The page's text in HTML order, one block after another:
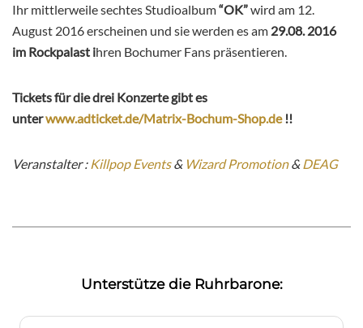
Ihr mittlerweile sechtes Studioalbum“OK”wird am 12.
August 2016 erscheinen und sie werden es am 29.08. 2016
im Rockpalast ihren Bochumer Fans präsentieren.
Tickets für die drei Konzerte gibt es
unterwww.adticket.de/Matrix-Bochum-Shop.de!!
Veranstalter : Killpop Events& Wizard Promotion& DEAG
Unterstütze die Ruhrbarone: